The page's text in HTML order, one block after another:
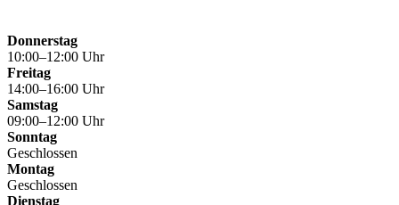
Donnerstag
10:00–12:00 Uhr
Freitag
14:00–16:00 Uhr
Samstag
09:00–12:00 Uhr
Sonntag
Geschlossen
Montag
Geschlossen
Dienstag